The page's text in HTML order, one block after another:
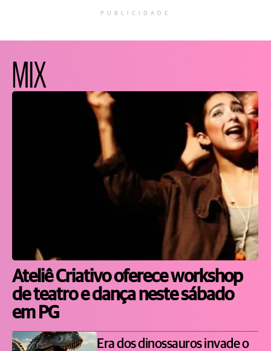
PUBLICIDADE
MIX
Ateliê Criativo oferece workshop
de teatro e dança neste sábado
em PG
Era dos dinossauros invade o